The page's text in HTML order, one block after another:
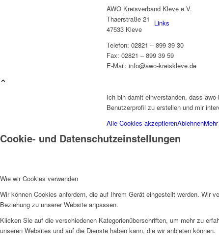
Links
Wir als Arbeitgeberin
AWO Kreisverband Kleve e.V.
Thaerstraße 21
47533 Kleve
Telefon: 02821 – 899 39 30
Fax: 02821 – 899 39 59
E-Mail: info@awo-kreiskleve.de
Ich bin damit einverstanden, dass
Benutzerprofil zu erstellen und mir
Alle Cookies akzeptierenAblehnen
Cookie- und Datenschutzeinstellungen
Wie wir Cookies verwenden
Wir können Cookies anfordern, die auf Ihrem Gerät eingestellt werden. Wir
Beziehung zu unserer Website anpassen.
Klicken Sie auf die verschiedenen Kategorienüberschriften, um mehr zu
unseren Websites und auf die Dienste haben kann, die wir anbieten können.